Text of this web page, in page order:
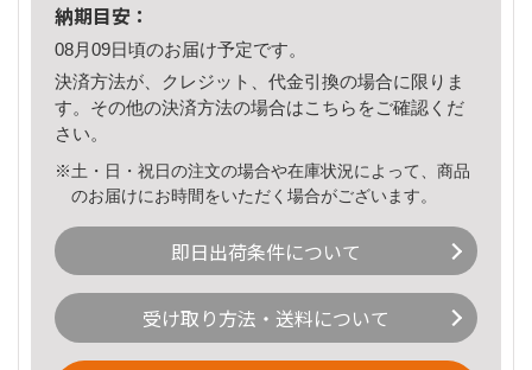
納期目安：
08月09日頃のお届け予定です。
決済方法が、クレジット、代金引換の場合に限りま
す。その他の決済方法の場合はこちら をご確認くだ
さい。
※土・日・祝日の注文の場合や在庫状況によって、商品
のお届けにお時間をいただく場合がございます。
即日出荷条件について
受け取り方法・送料について